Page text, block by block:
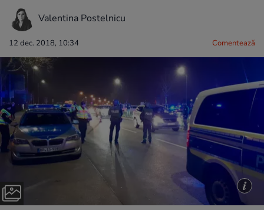
Valentina Postelnicu
12 dec. 2018, 10:34 Comentează